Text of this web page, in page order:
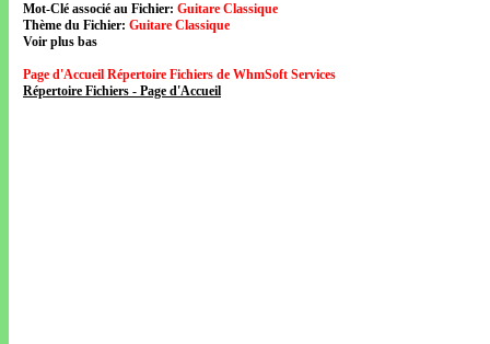
Mot-Clé associé au Fichier: Guitare Classique
Thème du Fichier: Guitare Classique
Voir plus bas
Page d'Accueil Répertoire Fichiers de WhmSoft Services
Répertoire Fichiers - Page d'Accueil